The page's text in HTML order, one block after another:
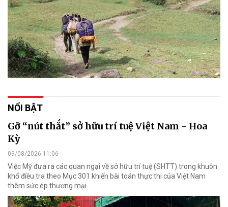
NỔI BẬT
Gỡ “nút thắt” sở hữu trí tuệ Việt Nam - Hoa
Kỳ
09/08/2026 11:06
Việc Mỹ đưa ra các quan ngại về sở hữu trí tuệ (SHTT) trong khuôn
khổ điều tra theo Mục 301 khiến bài toán thực thi của Việt Nam
thêm sức ép thương mại.